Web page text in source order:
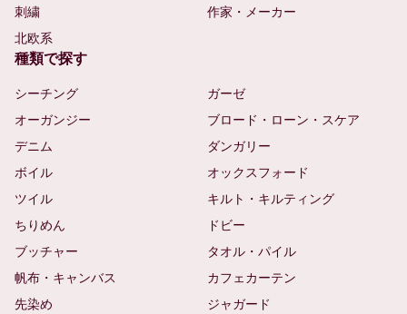
刺繍
作家・メーカー
北欧系
種類で探す
シーチング
ガーゼ
オーガンジー
ブロード・ローン・スケア
デニム
ダンガリー
ボイル
オックスフォード
ツイル
キルト・キルティング
ちりめん
ドビー
ブッチャー
タオル・パイル
帆布・キャンバス
カフェカーテン
先染め
ジャガード